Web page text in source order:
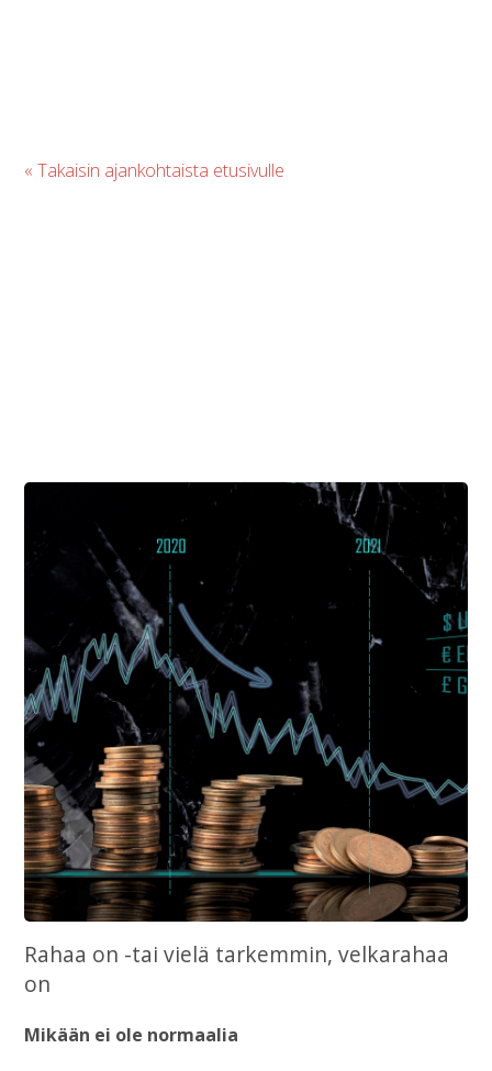
« Takaisin ajankohtaista etusivulle
Rahaa on -tai vielä tarkemmin, velkarahaa
on
Mikään ei ole normaalia